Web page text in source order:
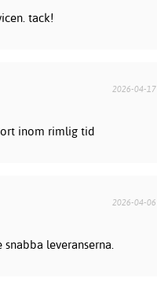
tack!
2026-04-17
inom rimlig tid
2026-04-06
leveranserna.